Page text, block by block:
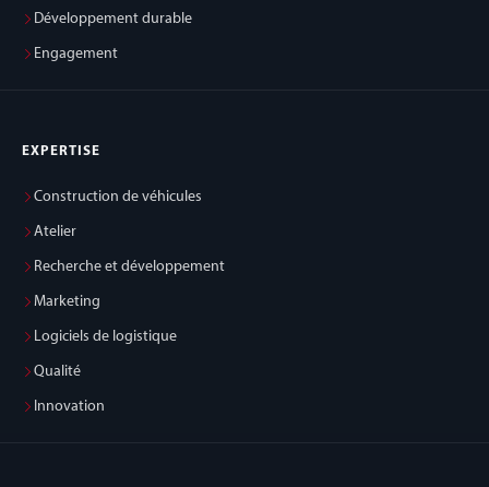
Développement durable
Engagement
EXPERTISE
Construction de véhicules
Atelier
Recherche et développement
Marketing
Logiciels de logistique
Qualité
Innovation